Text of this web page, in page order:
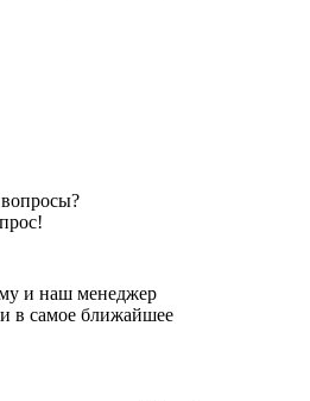
и наш менеджер
в самое ближайшее